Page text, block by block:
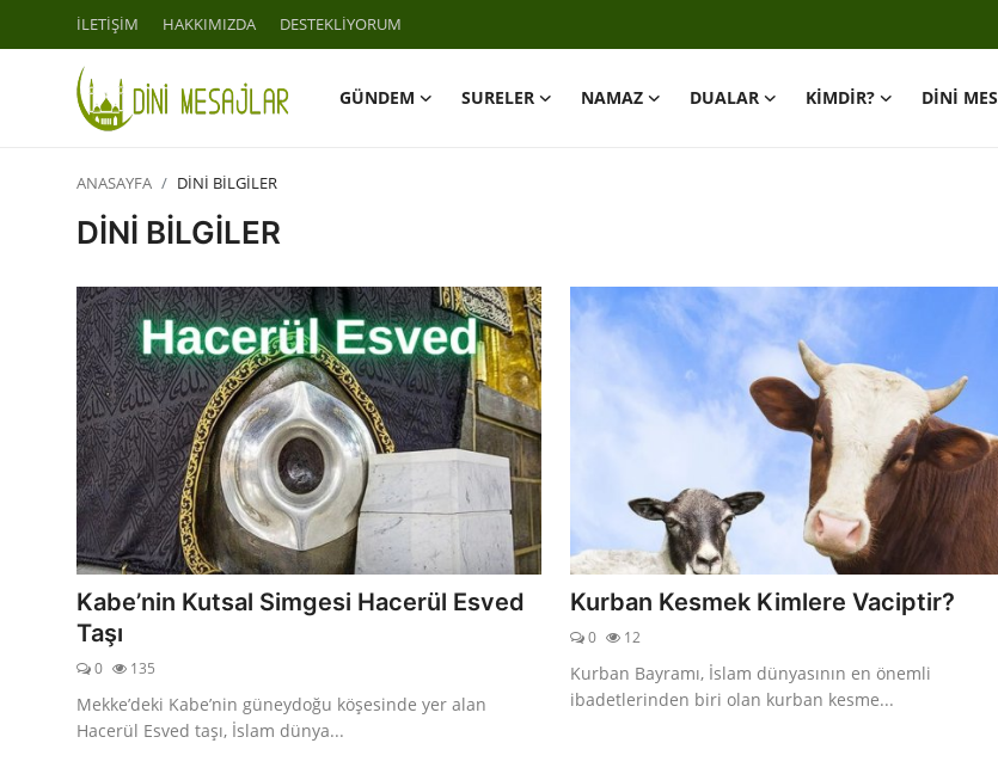
İLETİŞİM HAKKIMIZDA DESTEKLİYORUM
GÜNDEM SURELER NAMAZ DUALAR KİMDİR? DİNİ
Giriş
HAKKIMIZDA
DESTEKLİYORUM
SURELER
NAMAZ
DUALAR
KİMDİR?
DİNİ MESAJLAR
KISSADAN HİSSE
ANASAYFA DİNİ BİLGİLER
DİNİ BİLGİLER
Kabe’nin Kutsal Simgesi Hacerül Esved
Taşı
0 135
Mekke’deki Kabe’nin güneydoğu köşesinde yer alan
Hacerül Esved taşı, İslam dünya...
Kurban Kesmek Kimlere Vaciptir?
0 12
Kurban Bayramı, İslam dünyasının en önemli
ibadetlerinden biri olan kurban kesme...